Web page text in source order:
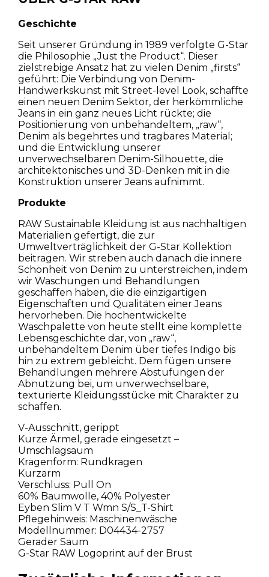
Geschichte
Seit unserer Gründung in 1989 verfolgte G-Star
die Philosophie „Just the Product“. Dieser
zielstrebige Ansatz hat zu vielen Denim „firsts“
geführt: Die Verbindung von Denim-
Handwerkskunst mit Street-level Look, schaffte
einen neuen Denim Sektor, der herkömmliche
Jeans in ein ganz neues Licht rückte; die
Positionierung von unbehandeltem, „raw“,
Denim als begehrtes und tragbares Material;
und die Entwicklung unserer
unverwechselbaren Denim-Silhouette, die
architektonisches und 3D-Denken mit in die
Konstruktion unserer Jeans aufnimmt.
Produkte
RAW Sustainable Kleidung ist aus nachhaltigen
Materialien gefertigt, die zur
Umweltverträglichkeit der G-Star Kollektion
beitragen. Wir streben auch danach die innere
Schönheit von Denim zu unterstreichen, indem
wir Waschungen und Behandlungen
geschaffen haben, die die einzigartigen
Eigenschaften und Qualitäten einer Jeans
hervorheben. Die hochentwickelte
Waschpalette von heute stellt eine komplette
Lebensgeschichte dar, von „raw“,
unbehandeltem Denim über tiefes Indigo bis
hin zu extrem gebleicht. Dem fügen unsere
Behandlungen mehrere Abstufungen der
Abnutzung bei, um unverwechselbare,
texturierte Kleidungsstücke mit Charakter zu
schaffen.
V-Ausschnitt, gerippt
Kurze Ärmel, gerade eingesetzt –
Umschlagsaum
Kragenform: Rundkragen
Kurzarm
Verschluss: Pull On
60% Baumwolle, 40% Polyester
Eyben Slim V T Wmn S/S_T-Shirt
Pflegehinweis: Maschinenwäsche
Modellnummer: D04434-2757
Gerader Saum
G-Star RAW Logoprint auf der Brust